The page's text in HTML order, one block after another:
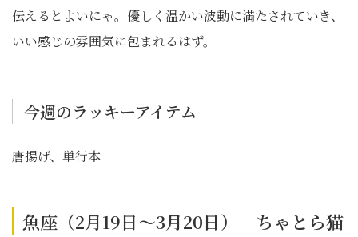
伝えるとよいにゃ。優しく温かい波動に満たされていき、
いい感じの雰囲気に包まれるはず。
今週のラッキーアイテム
唐揚げ、単行本
魚座（2月19日～3月20日） ちゃとら猫